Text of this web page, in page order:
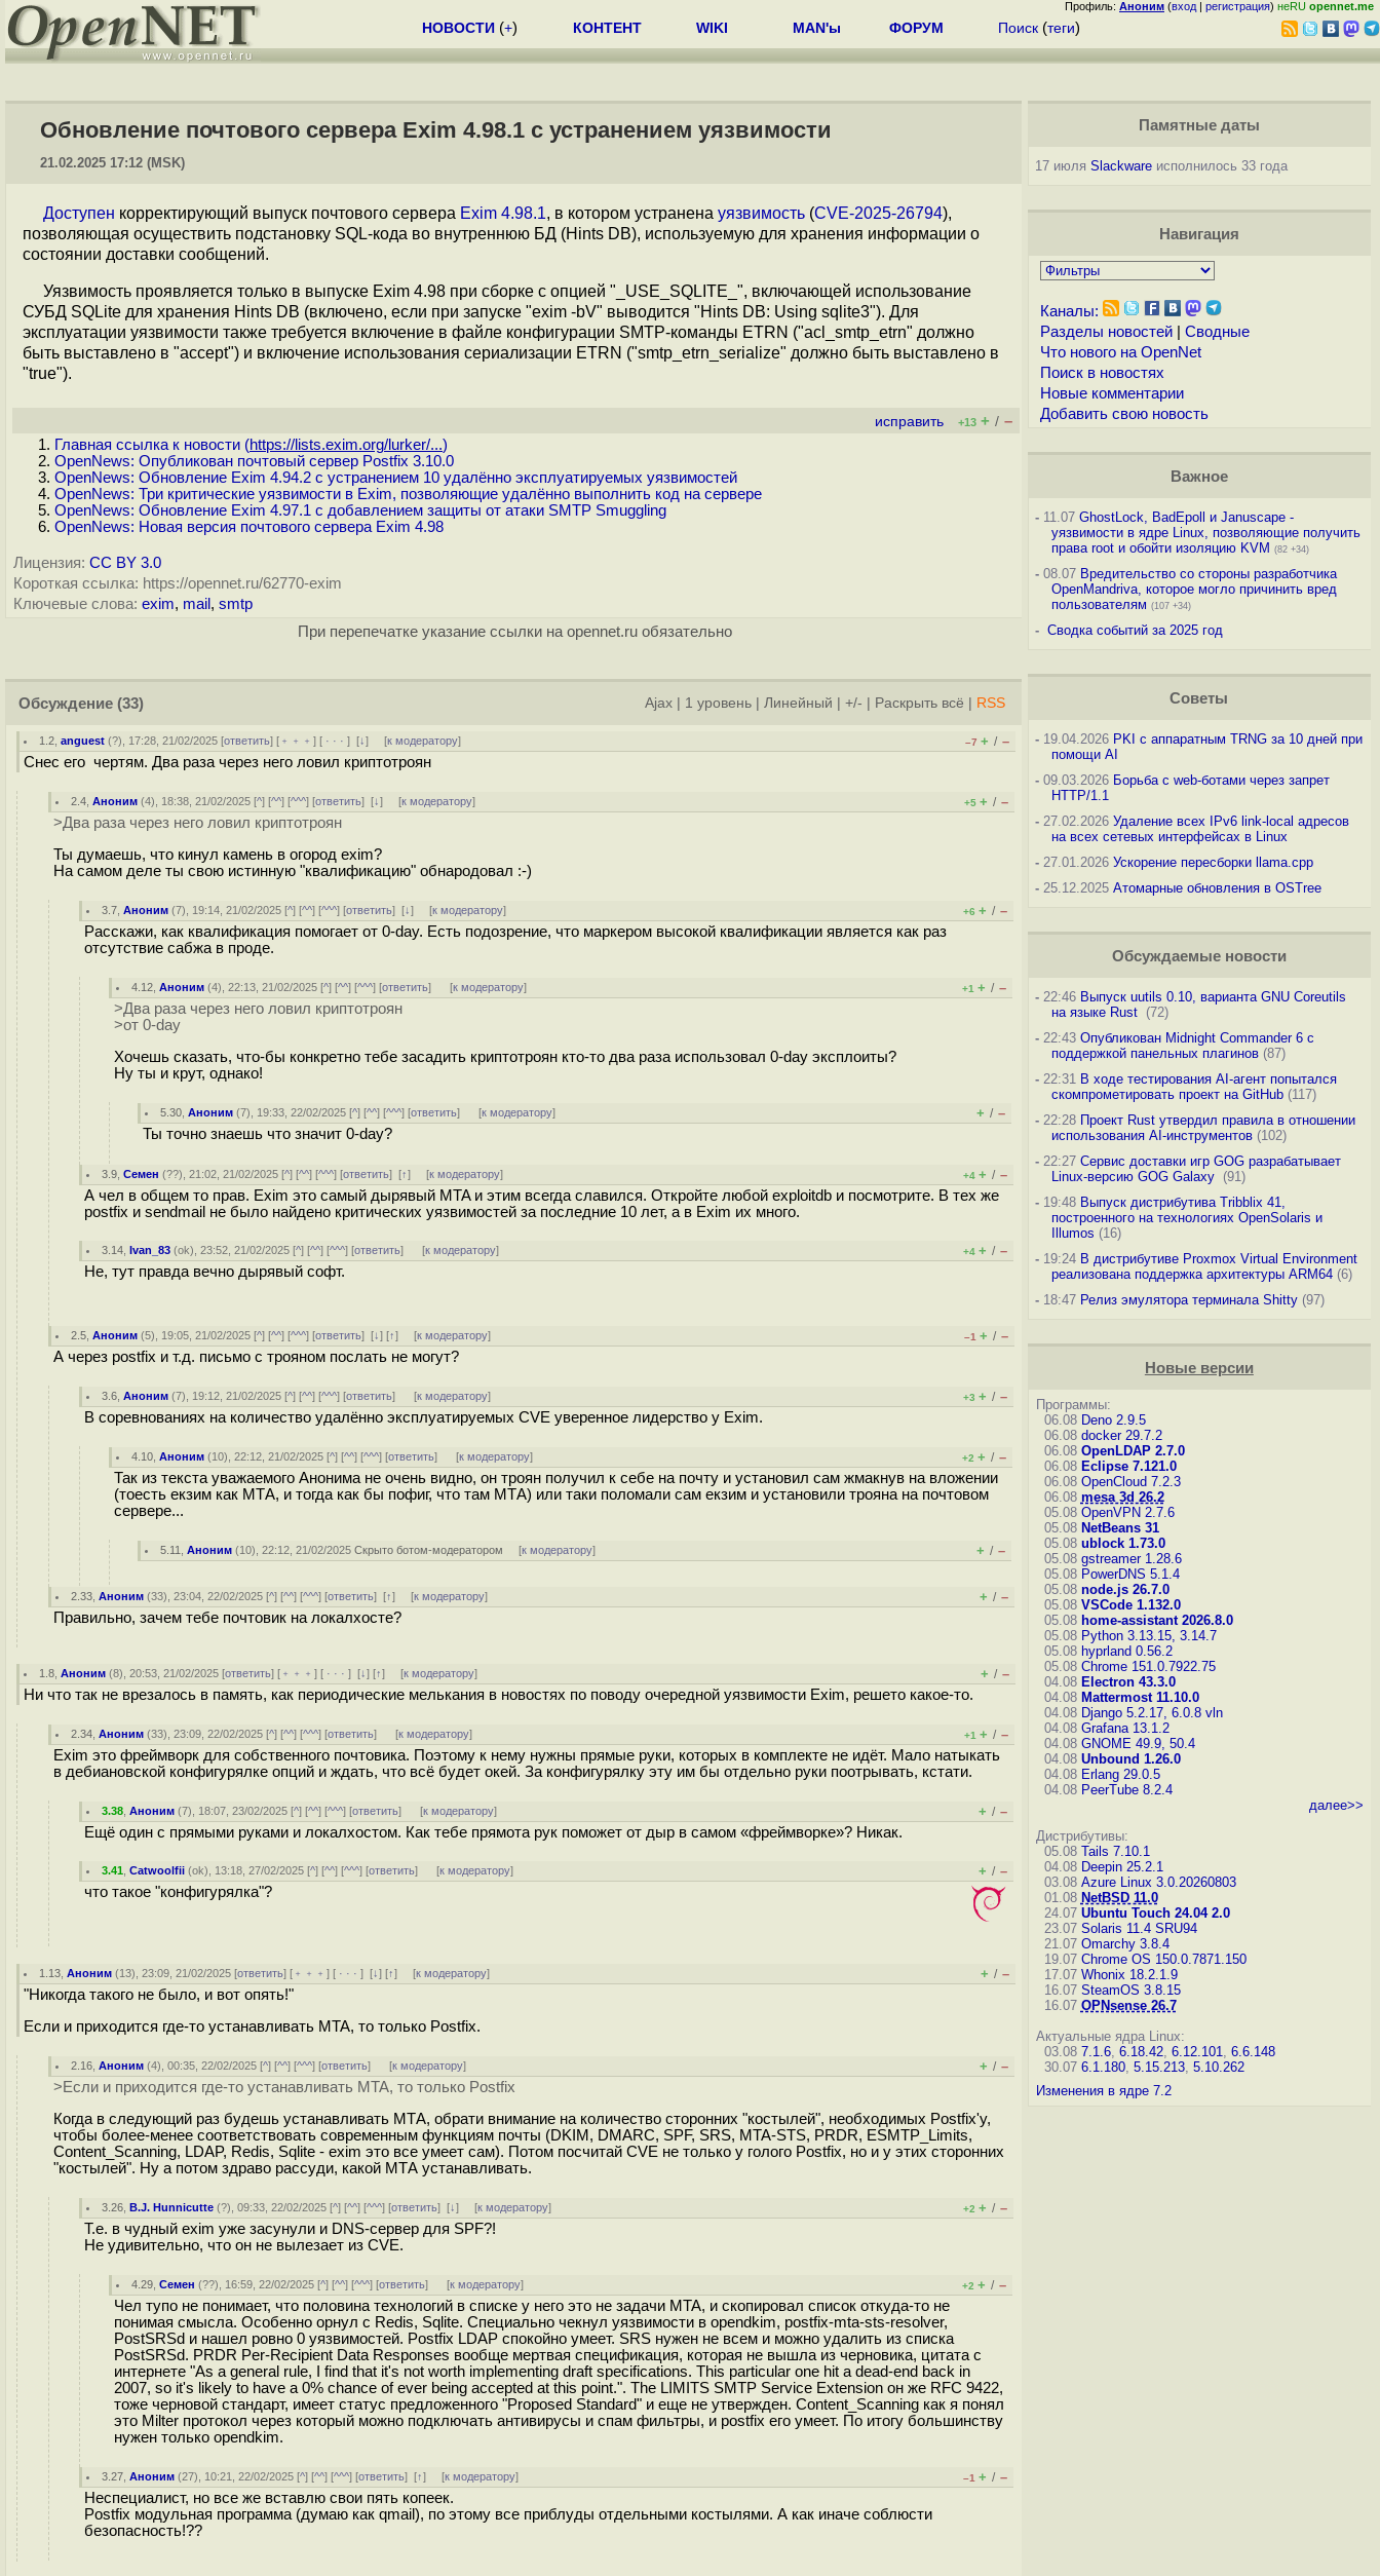
Профиль: Аноним (вход | регистрация) неRU opennet.me
НОВОСТИ (+) КОНТЕНТ WIKI MAN'ы ФОРУМ Поиск (теги)
Обновление почтового сервера Exim 4.98.1 с устранением уязвимости
21.02.2025 17:12 (MSK)
Доступен корректирующий выпуск почтового сервера Exim 4.98.1, в котором устранена уязвимость (CVE-2025-26794),
позволяющая осуществить подстановку SQL-кода во внутреннюю БД (Hints DB), используемую для хранения информации о
состоянии доставки сообщений.
Уязвимость проявляется только в выпуске Exim 4.98 при сборке с опцией "_USE_SQLITE_", включающей использование
СУБД SQLite для хранения Hints DB (включено, если при запуске "exim -bV" выводится "Hints DB: Using sqlite3"). Для
эксплуатации уязвимости также требуется включение в файле конфигурации SMTP-команды ETRN ("acl_smtp_etrn" должно
быть выставлено в "accept") и включение использования сериализации ETRN ("smtp_etrn_serialize" должно быть выставлено в
"true").
исправить +13 + / –
Главная ссылка к новости (https://lists.exim.org/lurker/...)
OpenNews: Опубликован почтовый сервер Postfix 3.10.0
OpenNews: Обновление Exim 4.94.2 с устранением 10 удалённо эксплуатируемых уязвимостей
OpenNews: Три критические уязвимости в Exim, позволяющие удалённо выполнить код на сервере
OpenNews: Обновление Exim 4.97.1 с добавлением защиты от атаки SMTP Smuggling
OpenNews: Новая версия почтового сервера Exim 4.98
Лицензия: CC BY 3.0
Короткая ссылка: https://opennet.ru/62770-exim
Ключевые слова: exim, mail , smtp
При перепечатке указание ссылки на opennet.ru обязательно
Обсуждение (33) Ajax 1 уровень Линейный +/- Раскрыть всё RSS
1.2 ,anguest (?), 17:28, 21/02/2025 [ответить] [ ﹢﹢﹢] [ · · ·][↓] [к модератору] –7 + / –
Снес его чертям. Два раза через него ловил криптотроян
2.4 ,Аноним (4), 18:38, 21/02/2025 [^] [^^] [^^^] [ответить][↓] [к модератору] +5 + / –
>Два раза через него ловил криптотроян
Ты думаешь, что кинул камень в огород exim?
На самом деле ты свою истинную "квалификацию" обнародовал :-)
3.7 ,Аноним (7), 19:14, 21/02/2025 [^] [^^] [^^^] [ответить][↓] [к модератору] +6 + / –
Расскажи, как квалификация помогает от 0-day. Есть подозрение, что маркером высокой квалификации является как раз
отсутствие сабжа в проде.
4.12 ,Аноним (4), 22:13, 21/02/2025 [^] [^^] [^^^] [ответить] [к модератору] +1 + / –
>Два раза через него ловил криптотроян
>от 0-day
Хочешь сказать, что-бы конкретно тебе засадить криптотроян кто-то два раза использовал 0-day эксплоиты?
Ну ты и крут, однако!
5.30 ,Аноним (7), 19:33, 22/02/2025 [^] [^^] [^^^] [ответить] [к модератору] + / –
Ты точно знаешь что значит 0-day?
3.9 ,Семен (??), 21:02, 21/02/2025 [^] [^^] [^^^] [ответить][↑] [к модератору] +4 + / –
А чел в общем то прав. Exim это самый дырявый MTA и этим всегда славился. Откройте любой exploitdb и посмотрите. В тех же
postfix и sendmail не было найдено критических уязвимостей за последние 10 лет, а в Exim их много.
3.14 ,Ivan_83 (ok), 23:52, 21/02/2025 [^] [^^] [^^^] [ответить] [к модератору] +4 + / –
Не, тут правда вечно дырявый софт.
2.5 ,Аноним (5), 19:05, 21/02/2025 [^] [^^] [^^^] [ответить][↓] [↑] [к модератору] –1 + / –
А через postfix и т.д. письмо с трояном послать не могут?
3.6 ,Аноним (7), 19:12, 21/02/2025 [^] [^^] [^^^] [ответить] [к модератору] +3 + / –
В соревнованиях на количество удалённо эксплуатируемых CVE уверенное лидерство у Exim.
4.10 ,Аноним (10), 22:12, 21/02/2025 [^] [^^] [^^^] [ответить] [к модератору] +2 + / –
Так из текста уважаемого Анонима не очень видно, он троян получил к себе на почту и установил сам жмакнув на вложении
(тоесть екзим как МТА, и тогда как бы пофиг, что там МТА) или таки поломали сам екзим и установили трояна на почтовом
сервере...
5.11 ,Аноним (10), 22:12, 21/02/2025Скрыто ботом-модератором [к модератору] + / –
2.33 ,Аноним (33), 23:04, 22/02/2025 [^] [^^] [^^^] [ответить][↑] [к модератору] + / –
Правильно, зачем тебе почтовик на локалхосте?
1.8 ,Аноним (8), 20:53, 21/02/2025 [ответить] [ ﹢﹢﹢] [ · · ·][↓] [↑] [к модератору] + / –
Ни что так не врезалось в память, как периодические мелькания в новостях по поводу очередной уязвимости Exim, peшeтo какое-то.
2.34 ,Аноним (33), 23:09, 22/02/2025 [^] [^^] [^^^] [ответить] [к модератору] +1 + / –
Exim это фреймворк для собственного почтовика. Поэтому к нему нужны прямые руки, которых в комплекте не идёт. Мало натыкать
в дебиановской конфигурялке опций и ждать, что всё будет окей. За конфигурялку эту им бы отдельно руки поотрывать, кстати.
3.38 ,Аноним (7), 18:07, 23/02/2025 [^] [^^] [^^^] [ответить] [к модератору] + / –
Ещё один с прямыми руками и локалхостом. Как тебе прямота рук поможет от дыр в самом «фреймворке»? Никак.
3.41 ,Catwoolfii (ok), 13:18, 27/02/2025 [^] [^^] [^^^] [ответить] [к модератору] + / –
что такое "конфигурялка"?
1.13 ,Аноним (13), 23:09, 21/02/2025 [ответить] [ ﹢﹢﹢] [ · · ·][↓] [↑] [к модератору] + / –
"Никогда такого не было, и вот опять!"
Если и приходится где-то устанавливать MTA, то только Postfix.
2.16 ,Аноним (4), 00:35, 22/02/2025 [^] [^^] [^^^] [ответить] [к модератору] + / –
>Если и приходится где-то устанавливать MTA, то только Postfix
Когда в следующий раз будешь устанавливать МТА, обрати внимание на количество сторонних "костылей", необходимых Postfix'у,
чтобы более-менее соответствовать современным функциям почты (DKIM, DMARC, SPF, SRS, MTA-STS, PRDR, ESMTP_Limits,
Content_Scanning, LDAP, Redis, Sqlite - exim это все умеет сам). Потом посчитай CVE не только у голого Postfix, но и у этих сторонних
"костылей". Ну а потом здраво рассуди, какой МТА устанавливать.
3.26 ,B.J. Hunnicutte (?), 09:33, 22/02/2025 [^] [^^] [^^^] [ответить][↓] [к модератору] +2 + / –
Т.е. в чудный exim уже засунули и DNS-сервер для SPF?!
Не удивительно, что он не вылезает из CVE.
4.29 ,Семен (??), 16:59, 22/02/2025 [^] [^^] [^^^] [ответить] [к модератору] +2 + / –
Чел тупо не понимает, что половина технологий в списке у него это не задачи MTA, и скопировал список откуда-то не
понимая смысла. Особенно орнул с Redis, Sqlite. Специально чекнул уязвимости в opendkim, postfix-mta-sts-resolver,
PostSRSd и нашел ровно 0 уязвимостей. Postfix LDAP спокойно умеет. SRS нужен не всем и можно удалить из списка
PostSRSd. PRDR Per-Recipient Data Responses вообще мертвая спецификация, которая не вышла из черновика, цитата с
интернете "As a general rule, I find that it's not worth implementing draft specifications. This particular one hit a dead-end back in
2007, so it's likely to have a 0% chance of ever being accepted at this point.". The LIMITS SMTP Service Extension он же RFC 9422,
тоже черновой стандарт, имеет статус предложенного "Proposed Standard" и еще не утвержден. Content_Scanning как я понял
это Milter протокол через который можно подключать антивирусы и спам фильтры, и postfix его умеет. По итогу большинству
нужен только opendkim.
3.27 ,Аноним (27), 10:21, 22/02/2025 [^] [^^] [^^^] [ответить][↑] [к модератору] –1 + / –
Неспециалист, но все же вставлю свои пять копеек.
Postfix модульная программа (думаю как qmail), по этому все приблуды отдельными костылями. А как иначе соблюсти
безопасность!??
Памятные даты
17 июля Slackwareисполнилось 33 года
Навигация
Каналы:
Разделы новостей| Сводные
Что нового на OpenNet
Поиск в новостях
Новые комментарии
Добавить свою новость
Важное
-11.07 GhostLock, BadEpoll и Januscape -
уязвимости в ядре Linux, позволяющие получить
права root и обойти изоляцию KVM (82 +34)
-08.07 Вредительство со стороны разработчика
OpenMandriva, которое могло причинить вред
пользователям (107 +34)
- Сводка событий за 2025 год
Советы
-19.04.2026 PKI с аппаратным TRNG за 10 дней при
помощи AI
-09.03.2026 Борьба с web-ботами через запрет
HTTP/1.1
-27.02.2026 Удаление всех IPv6 link-local адресов
на всех сетевых интерфейсах в Linux
-27.01.2026 Ускорение пересборки llama.cpp
-25.12.2025 Атомарные обновления в OSTree
Обсуждаемые новости
-22:46 Выпуск uutils 0.10, варианта GNU Coreutils
на языке Rust (72)
-22:43 Опубликован Midnight Commander 6 c
поддержкой панельных плагинов(87)
-22:31 В ходе тестирования AI-агент попытался
скомпрометировать проект на GitHub(117)
-22:28 Проект Rust утвердил правила в отношении
использования AI-инструментов(102)
-22:27 Сервис доставки игр GOG разрабатывает
Linux-версию GOG Galaxy (91)
-19:48 Выпуск дистрибутива Tribblix 41,
построенного на технологиях OpenSolaris и
Illumos (16)
-19:24 В дистрибутиве Proxmox Virtual Environment
реализована поддержка архитектуры ARM64(6)
-18:47 Релиз эмулятора терминала Shitty(97)
Новые версии
Программы:
06.08 Deno 2.9.5
06.08 docker 29.7.2
06.08 OpenLDAP 2.7.0
06.08 Eclipse 7.121.0
06.08 OpenCloud 7.2.3
06.08 mesa 3d 26.2
05.08 OpenVPN 2.7.6
05.08 NetBeans 31
05.08 ublock 1.73.0
05.08 gstreamer 1.28.6
05.08 PowerDNS 5.1.4
05.08 node.js 26.7.0
05.08 VSCode 1.132.0
05.08 home-assistant 2026.8.0
05.08 Python 3.13.15, 3.14.7
05.08 hyprland 0.56.2
05.08 Chrome 151.0.7922.75
04.08 Electron 43.3.0
04.08 Mattermost 11.10.0
04.08 Django 5.2.17, 6.0.8 vln
04.08 Grafana 13.1.2
04.08 GNOME 49.9, 50.4
04.08 Unbound 1.26.0
04.08 Erlang 29.0.5
04.08 PeerTube 8.2.4
далее>>
Дистрибутивы:
05.08 Tails 7.10.1
04.08 Deepin 25.2.1
03.08 Azure Linux 3.0.20260803
01.08 NetBSD 11.0
24.07 Ubuntu Touch 24.04 2.0
23.07 Solaris 11.4 SRU94
21.07 Omarchy 3.8.4
19.07 Chrome OS 150.0.7871.150
17.07 Whonix 18.2.1.9
16.07 SteamOS 3.8.15
16.07 OPNsense 26.7
Актуальные ядра Linux:
03.08 7.1.6, 6.18.42, 6.12.101, 6.6.148
30.07 6.1.180, 5.15.213, 5.10.262
Изменения в ядре 7.2